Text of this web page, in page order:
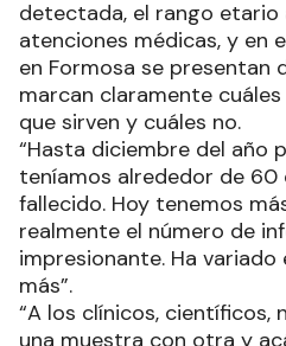
detectada, el rango
atenciones médicas, y en
en Formosa se presentan
marcan claramente
que sirven y cuáles no.
“Hasta diciembre del año
teníamos alrededor de 60
fallecido. Hoy tenemos
realmente el número de
impresionante. Ha
más”.
“A los clínicos, científicos,